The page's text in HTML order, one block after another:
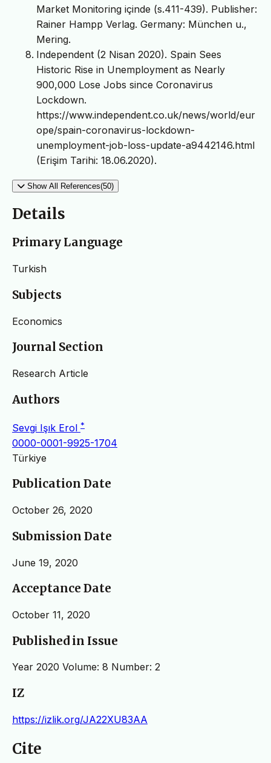
Market Monitoring içinde (s.411-439). Publisher:
Rainer Hampp Verlag. Germany: München u.,
Mering.
Independent (2 Nisan 2020). Spain Sees
Historic Rise in Unemployment as Nearly
900,000 Lose Jobs since Coronavirus
Lockdown.
https://www.independent.co.uk/news/world/eur
ope/spain-coronavirus-lockdown-
unemployment-job-loss-update-a9442146.html
(Erişim Tarihi: 18.06.2020).
Show All References(50)
Details
Primary Language
Turkish
Subjects
Economics
Journal Section
Research Article
Authors
Sevgi Işık Erol *
0000-0001-9925-1704
Türkiye
Publication Date
October 26, 2020
Submission Date
June 19, 2020
Acceptance Date
October 11, 2020
Published in Issue
Year 2020 Volume: 8 Number: 2
IZ
https://izlik.org/JA22XU83AA
Cite